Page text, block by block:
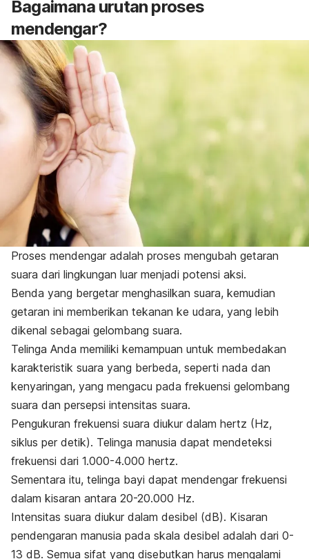
Bagaimana urutan proses
mendengar?
Proses mendengar adalah proses mengubah getaran
suara dari lingkungan luar menjadi potensi aksi.
Benda yang bergetar menghasilkan suara, kemudian
getaran ini memberikan tekanan ke udara, yang lebih
dikenal sebagai gelombang suara.
Telinga Anda memiliki kemampuan untuk membedakan
karakteristik suara yang berbeda, seperti nada dan
kenyaringan, yang mengacu pada frekuensi gelombang
suara dan persepsi intensitas suara.
Pengukuran frekuensi suara diukur dalam hertz (Hz,
siklus per detik). Telinga manusia dapat mendeteksi
frekuensi dari 1.000-4.000 hertz.
Sementara itu, telinga bayi dapat mendengar frekuensi
dalam kisaran antara 20-20.000 Hz.
Intensitas suara diukur dalam desibel (dB). Kisaran
pendengaran manusia pada skala desibel adalah dari 0-
13 dB. Semua sifat yang disebutkan harus mengalami